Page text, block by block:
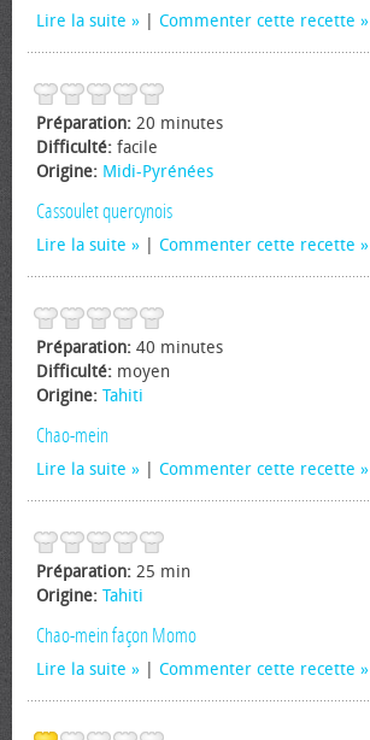
Lire la suite Commenter cette recette
Préparation: 20 minutes
Difficulté: facile
Origine: Midi-Pyrénées
Cassoulet quercynois
Lire la suite Commenter cette recette
Préparation: 40 minutes
Difficulté: moyen
Origine: Tahiti
Chao-mein
Lire la suite Commenter cette recette
Préparation: 25 min
Origine: Tahiti
Chao-mein façon Momo
Lire la suite Commenter cette recette